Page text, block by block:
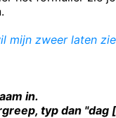
mijn zweer laten
in.
typ dan "dag